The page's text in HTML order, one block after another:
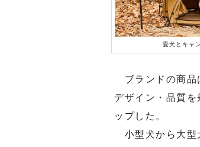
愛犬とキャ
ブランドの商品
デザイン・品質
ップした。
小型犬から大型